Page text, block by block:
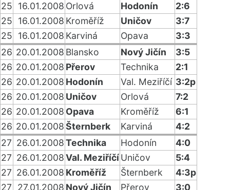
25
16.01.2008 Orlová Hodonín
2:6
25
16.01.2008 Kroměříž Uničov
3:7
25
16.01.2008 Karviná Opava
3:3
26 20.01.2008 Blansko Nový Jičín
3:5
26 20.01.2008 Přerov Technika
2:1
26 20.01.2008 Hodonín Val. Meziříčí 3:2p
26 20.01.2008 Uničov Orlová
7:2
26 20.01.2008 Opava Kroměříž
6:1
26 20.01.2008Šternberk Karviná
4:2
27 26.01.2008Technika Hodonín
4:0
27 26.01.2008Val. MeziříčíUničov
5:4
27 26.01.2008 Kroměříž Šternberk
4:3p
27
27.01.2008 Nový Jičín Přerov 3:0